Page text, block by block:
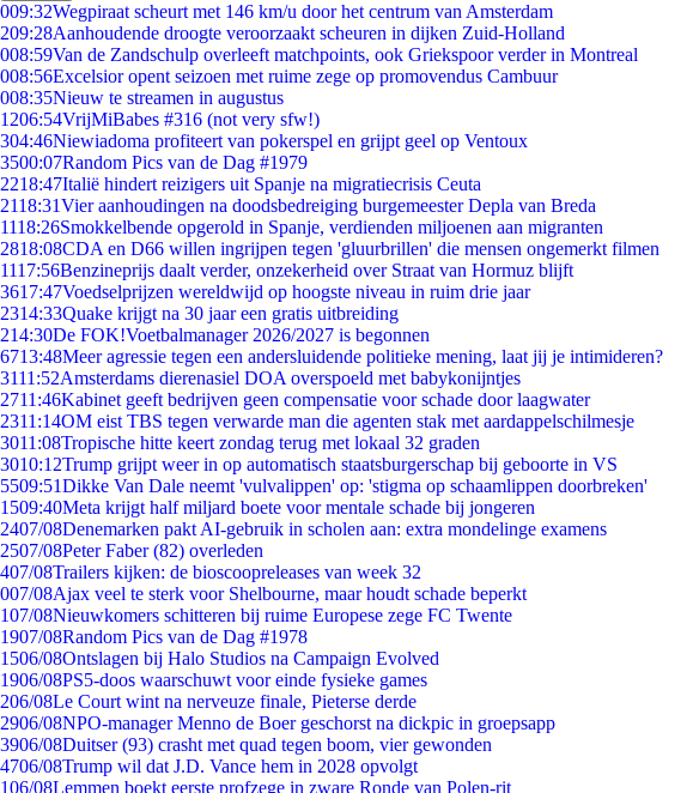
009:32Wegpiraat scheurt met 146 km/u door het centrum van Amsterdam
209:28Aanhoudende droogte veroorzaakt scheuren in dijken Zuid-Holland
008:59Van de Zandschulp overleeft matchpoints, ook Griekspoor verder in Montreal
008:56Excelsior opent seizoen met ruime zege op promovendus Cambuur
008:35Nieuw te streamen in augustus
1206:54VrijMiBabes #316 (not very sfw!)
304:46Niewiadoma profiteert van pokerspel en grijpt geel op Ventoux
3500:07Random Pics van de Dag #1979
2218:47Italië hindert reizigers uit Spanje na migratiecrisis Ceuta
2118:31Vier aanhoudingen na doodsbedreiging burgemeester Depla van Breda
1118:26Smokkelbende opgerold in Spanje, verdienden miljoenen aan migranten
2818:08CDA en D66 willen ingrijpen tegen 'gluurbrillen' die mensen ongemerkt filmen
1117:56Benzineprijs daalt verder, onzekerheid over Straat van Hormuz blijft
3617:47Voedselprijzen wereldwijd op hoogste niveau in ruim drie jaar
2314:33Quake krijgt na 30 jaar een gratis uitbreiding
214:30De FOK!Voetbalmanager 2026/2027 is begonnen
6713:48Meer agressie tegen een andersluidende politieke mening, laat jij je intimideren?
3111:52Amsterdams dierenasiel DOA overspoeld met babykonijntjes
2711:46Kabinet geeft bedrijven geen compensatie voor schade door laagwater
2311:14OM eist TBS tegen verwarde man die agenten stak met aardappelschilmesje
3011:08Tropische hitte keert zondag terug met lokaal 32 graden
3010:12Trump grijpt weer in op automatisch staatsburgerschap bij geboorte in VS
5509:51Dikke Van Dale neemt 'vulvalippen' op: 'stigma op schaamlippen doorbreken'
1509:40Meta krijgt half miljard boete voor mentale schade bij jongeren
2407/08Denemarken pakt AI-gebruik in scholen aan: extra mondelinge examens
2507/08Peter Faber (82) overleden
407/08Trailers kijken: de bioscoopreleases van week 32
007/08Ajax veel te sterk voor Shelbourne, maar houdt schade beperkt
107/08Nieuwkomers schitteren bij ruime Europese zege FC Twente
1907/08Random Pics van de Dag #1978
1506/08Ontslagen bij Halo Studios na Campaign Evolved
1906/08PS5-doos waarschuwt voor einde fysieke games
206/08Le Court wint na nerveuze finale, Pieterse derde
2906/08NPO-manager Menno de Boer geschorst na dickpic in groepsapp
3906/08Duitser (93) crasht met quad tegen boom, vier gewonden
4706/08Trump wil dat J.D. Vance hem in 2028 opvolgt
106/08Lemmen boekt eerste profzege in zware Ronde van Polen-rit